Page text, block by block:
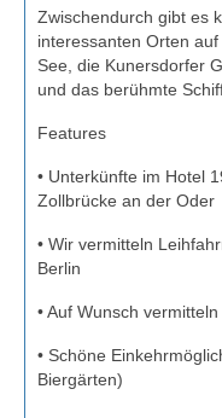
Zwischendurch gibt es
interessanten Orten
See, die Kunersdorfer
und das berühmte
Features
• Unterkünfte im Hotel
Zollbrücke an der Oder
• Wir vermitteln
Berlin
• Auf Wunsch
• Schöne
Biergärten)